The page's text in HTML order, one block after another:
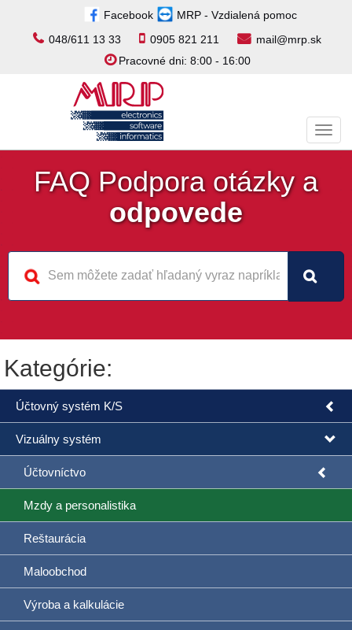
Facebook
MRP - Vzdialená pomoc
048/611 13 33
0905 821 211
mail@mrp.sk
Pracovné dni: 8:00 - 16:00
FAQ Podpora otázky a
odpovede
Kategórie:
Účtovný systém K/S
Vizuálny systém
Účtovníctvo
Mzdy a personalistika
Reštaurácia
Maloobchod
Výroba a kalkulácie